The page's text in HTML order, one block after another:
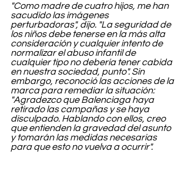
"Como madre de cuatro hijos, me han
sacudido las imágenes
perturbadoras", dijo. "La seguridad de
los niños debe tenerse en la más alta
consideración y cualquier intento de
normalizar el abuso infantil de
cualquier tipo no debería tener cabida
en nuestra sociedad, punto". Sin
embargo, reconoció las acciones de la
marca para remediar la situación:
"Agradezco que Balenciaga haya
retirado las campañas y se haya
disculpado. Hablando con ellos, creo
que entienden la gravedad del asunto
y tomarán las medidas necesarias
para que esto no vuelva a ocurrir".